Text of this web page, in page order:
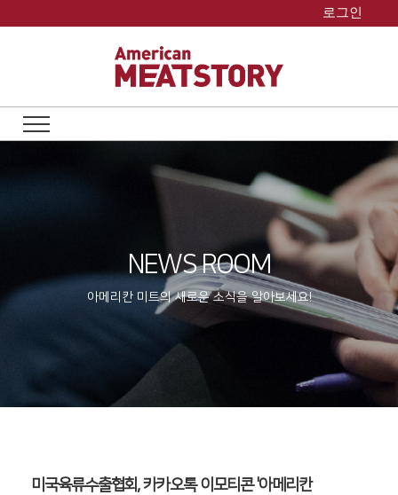
로그인
NEWS ROOM
아메리칸 미트의 새로운 소식을 알아보세요!
미국육류수출협회, 카카오톡 이모티콘 '아메리칸